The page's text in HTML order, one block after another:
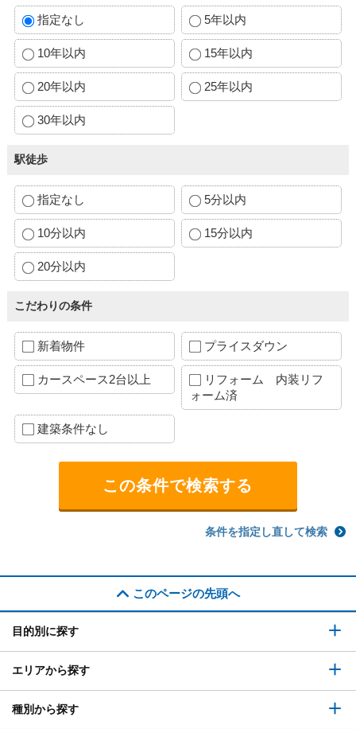
指定なし 5年以内
10年以内 15年以内
20年以内 25年以内
30年以内
駅徒歩
指定なし 5分以内
10分以内 15分以内
20分以内
こだわりの条件
新着物件 プライスダウン
カースペース2台以上
リフォーム 内装リフ
ォーム済
建築条件なし
条件を指定し直して検索
このページの先頭へ
目的別に探す
エリアから探す
種別から探す